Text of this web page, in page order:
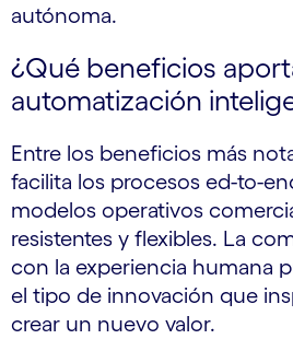
autónoma.
¿Qué beneficios
automatización
Entre los beneficios más
facilita los procesos ed-to-
modelos operativos
resistentes y flexibles. La
con la experiencia humana
el tipo de innovación que
crear un nuevo valor.